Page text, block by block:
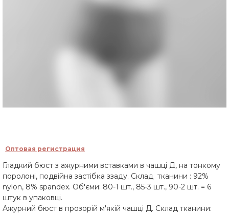
Оптовая регистрация
Гладкий бюст з ажурними вставками в чашці Д, на тонкому
поролоні, подвійна застібка ззаду. Склад тканини : 92%
nylon, 8% spandex. Об'єми: 80-1 шт., 85-3 шт., 90-2 шт. = 6
штук в упаковці.
Ажурний бюст в прозорій м'якій чашці Д. Склад тканини: